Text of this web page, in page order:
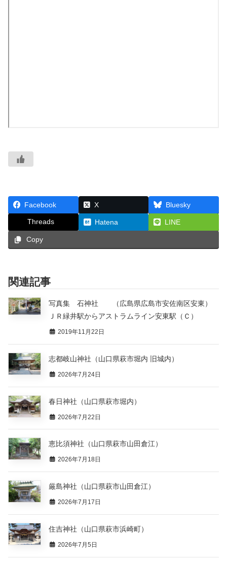
Facebook X Bluesky
Threads Hatena LINE
Copy
関連記事
写真集 石神社 （広島県広島市安佐南区安東）
ＪＲ緑井駅からアストラムライン安東駅（Ｃ）
2019年11月22日
志都岐山神社（山口県萩市堀内 旧城内）
2026年7月24日
春日神社（山口県萩市堀内）
2026年7月22日
恵比須神社（山口県萩市山田倉江）
2026年7月18日
厳島神社（山口県萩市山田倉江）
2026年7月17日
住吉神社（山口県萩市浜崎町）
2026年7月5日